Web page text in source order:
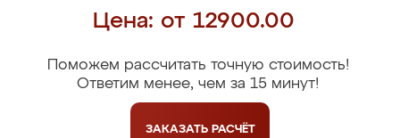
Цена: от 12900.00
Поможем рассчитать точную стоимость!
Ответим менее, чем за 15 минут!
ЗАКАЗАТЬ РАСЧЁТ